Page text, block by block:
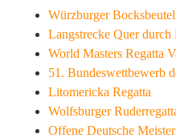
Würzburger
Langstrecke Quer durch
World Masters Regatta
51. Bundeswettbewerb
Litomericka Regatta
Wolfsburger
Offene Deutsche